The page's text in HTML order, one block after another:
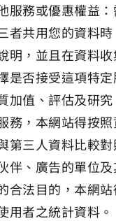
服務或優惠權益
者共用您的資料
明，並且在資料收
是否接受這項特定
加值、評估及研
務，本網站得按照
第三人資料比較
伴、廣告的單位
合法目的，本網
用者之統計資料。